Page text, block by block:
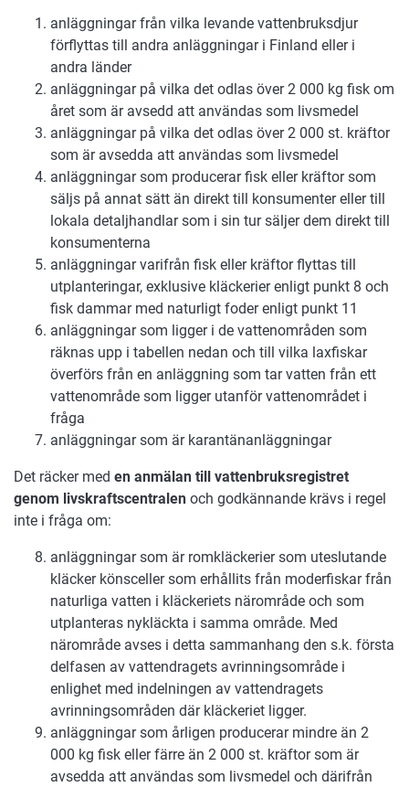
anläggningar från vilka levande vattenbruksdjur
förflyttas till andra anläggningar i Finland eller i
andra länder
anläggningar på vilka det odlas över 2 000 kg fisk om
året som är avsedd att användas som livsmedel
anläggningar på vilka det odlas över 2 000 st. kräftor
som är avsedda att användas som livsmedel
anläggningar som producerar fisk eller kräftor som
säljs på annat sätt än direkt till konsumenter eller till
lokala detaljhandlar som i sin tur säljer dem direkt till
konsumenterna
anläggningar varifrån fisk eller kräftor flyttas till
utplanteringar, exklusive kläckerier enligt punkt 8 och
fisk dammar med naturligt foder enligt punkt 11
anläggningar som ligger i de vattenområden som
räknas upp i tabellen nedan och till vilka laxfiskar
överförs från en anläggning som tar vatten från ett
vattenområde som ligger utanför vattenområdet i
fråga
anläggningar som är karantänanläggningar
Det räcker med en anmälan till vattenbruksregistret
genom livskraftscentralen och godkännande krävs i regel
inte i fråga om:
anläggningar som är romkläckerier som uteslutande
kläcker könsceller som erhållits från moderfiskar från
naturliga vatten i kläckeriets närområde och som
utplanteras nykläckta i samma område. Med
närområde avses i detta sammanhang den s.k. första
delfasen av vattendragets avrinningsområde i
enlighet med indelningen av vattendragets
avrinningsområden där kläckeriet ligger.
anläggningar som årligen producerar mindre än 2
000 kg fisk eller färre än 2 000 st. kräftor som är
avsedda att användas som livsmedel och därifrån